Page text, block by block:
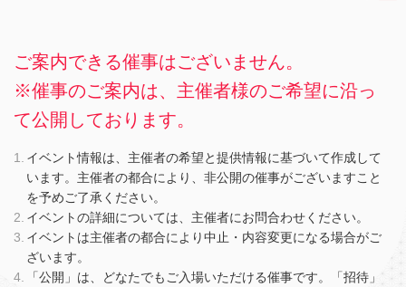
ご案内できる催事はございません。
※催事のご案内は、主催者様のご希望に沿っ
て公開しております。
イベント情報は、主催者の希望と提供情報に基づいて作成して
います。主催者の都合により、非公開の催事がございますこと
を予めご了承ください。
イベントの詳細については、主催者にお問合わせください。
イベントは主催者の都合により中止・内容変更になる場合がご
ざいます。
「公開」は、どなたでもご入場いただける催事です。「招待」